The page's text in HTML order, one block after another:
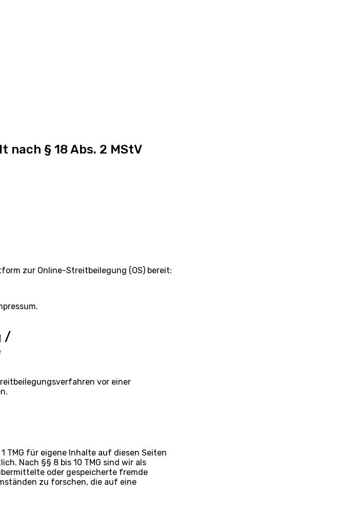
§ 18 Abs. 2 MStV
zur Online-Streitbeilegung (OS) bereit:
/
vor einer
TMG für eigene Inhalte auf diesen Seiten
Nach §§ 8 bis 10 TMG sind wir als
oder gespeicherte fremde
zu forschen, die auf eine